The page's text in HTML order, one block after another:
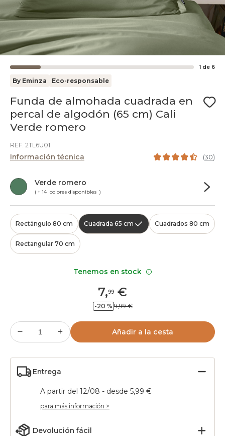
1 de 6
By Eminza Eco-responsable
Funda de almohada cuadrada en
percal de algodón (65 cm) Cali
Verde romero
REF. 2TL6U01
Información técnica (30)
Verde romero
( + 14 colores disponibles )
Rectángulo 80 cm Cuadrada 65 cm Cuadrados 80 cm
Rectangular 70 cm
7,99 €
-20 % 9,99 €
Añadir a la cesta
Entrega
A partir del 12/08 - desde 5,99 €
para más información >
Devolución fácil